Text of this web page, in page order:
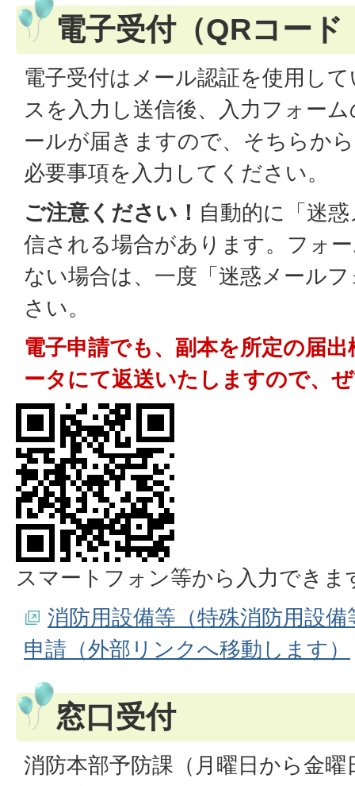
電子受付（QRコード
電子受付はメール認証を使用し
スを入力し送信後、入力フォー
ールが届きますので、そちらか
必要事項を入力してください。
ご注意ください！ 自動的に「迷
信される場合があります。フォ
ない場合は、一度「迷惑メール
さい。
電子申請でも、副本を所定の届
ータにて返送いたしますので、
スマートフォン等から入力できま
消防用設備等（特殊消防用設
申請（外部リンクへ移動します）
窓口受付
消防本部予防課（月曜日から金曜